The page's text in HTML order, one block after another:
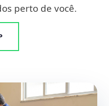
perto de você.